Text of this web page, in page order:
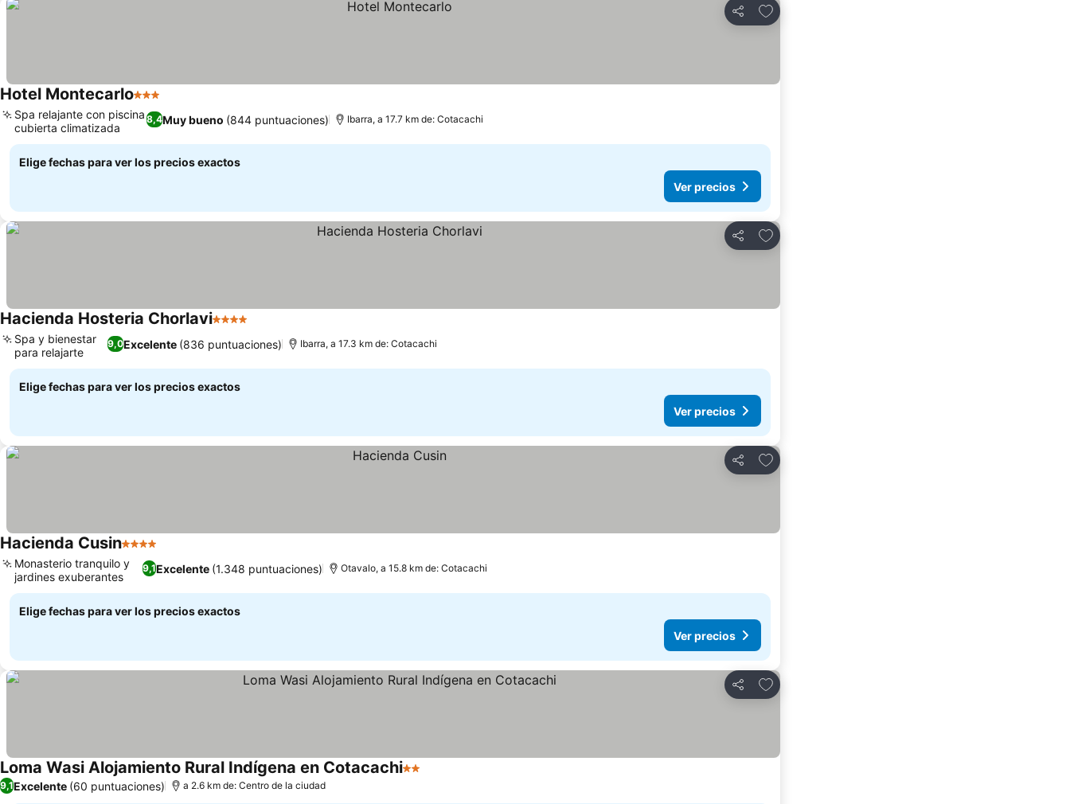
Compartir
Agregar a favoritos
Hotel Montecarlo3 Estrellas
8,4Muy bueno (844 puntuaciones)
Spa relajante con piscina
cubierta climatizada
Ibarra, a 17.7 km de: Cotacachi
Elige fechas para ver los precios exactos
Ver precios
Compartir
Agregar a favoritos
Hacienda Hosteria Chorlavi4 Estrellas
9,0Excelente (836 puntuaciones)
Spa y bienestar
para relajarte
Ibarra, a 17.3 km de: Cotacachi
Elige fechas para ver los precios exactos
Ver precios
Compartir
Agregar a favoritos
Hacienda Cusin4 Estrellas
9,1Excelente (1.348 puntuaciones)
Monasterio tranquilo y
jardines exuberantes
Otavalo, a 15.8 km de: Cotacachi
Elige fechas para ver los precios exactos
Ver precios
Compartir
Agregar a favoritos
Loma Wasi Alojamiento Rural Indígena en Cotacachi2 Estrellas
9,1Excelente (60 puntuaciones) a 2.6 km de: Centro de la ciudad